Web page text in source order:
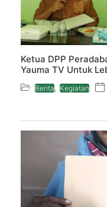
Ketua DPP
Yauma TV Untuk
Berita , Kegiatan